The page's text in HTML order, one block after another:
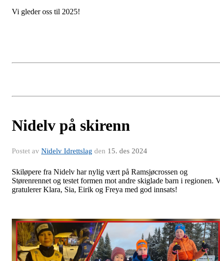
Vi gleder oss til 2025!
Nidelv på skirenn
Postet av Nidelv Idrettslag den 15. des 2024
Skiløpere fra Nidelv har nylig vært på Ramsjøcrossen og
Størenrennet og testet formen mot andre skiglade barn i regionen.
gratulerer Klara, Sia, Eirik og Freya med god innsats!